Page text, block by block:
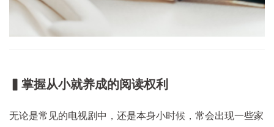
▍掌握从小就养成的阅读权利
无论是常见的电视剧中，还是本身小时候，常会出现一些家